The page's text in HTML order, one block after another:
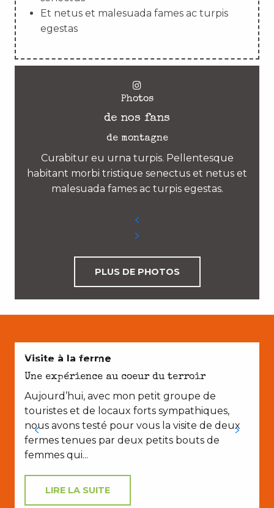
Et netus et malesuada fames ac turpis
egestas
Photos
de nos fans
de montagne
Curabitur eu urna turpis. Pellentesque
habitant morbi tristique senectus et netus et
malesuada fames ac turpis egestas.
PLUS DE PHOTOS
AVEC LES ENFANTS
Visite à la ferme
Une expérience au coeur du terroir
Aujourd’hui, avec mon petit groupe de
touristes et de locaux forts sympathiques,
nous avons testé pour vous la visite de deux
fermes tenues par deux petits bouts de
femmes qui...
LIRE LA SUITE